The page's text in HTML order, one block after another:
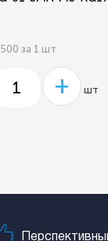
за 1 шт
+ шт